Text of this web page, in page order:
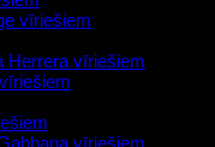
vīriešiem
Herrera vīriešiem
vīriešiem